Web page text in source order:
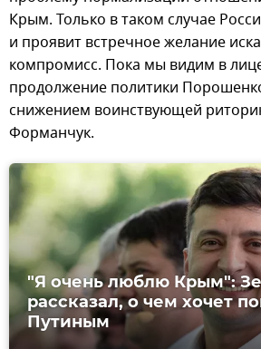
Крым. Только в таком случае
и проявит встречное желание
компромисс. Пока мы видим в
продолжение политики
снижением воинствующей
Форманчук.
"Я очень люблю Крым":
рассказал, о чем хочет
Путиным